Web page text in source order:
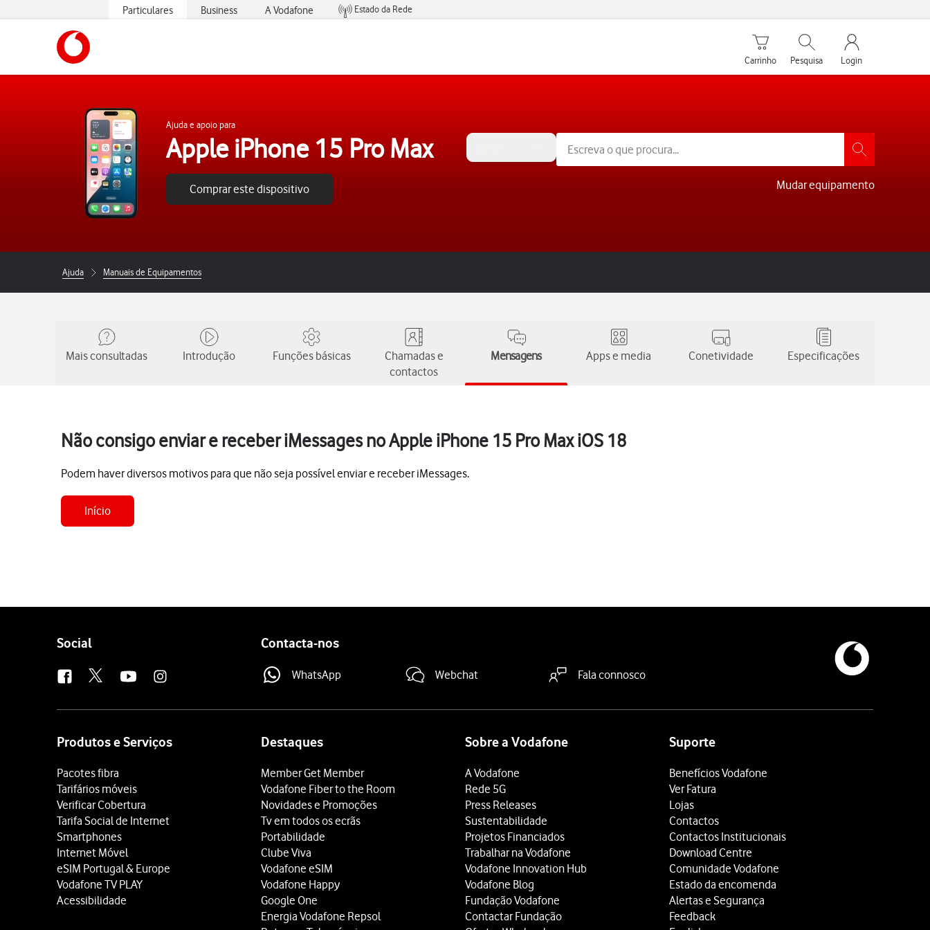
Particulares Business A Vodafone
Estado da Rede
Carrinho de compras
Carrinho
Pesquisar
Pesquisa
My Vodafone
Login
Ajuda e apoio para
Apple iPhone 15 Pro Max
Comprar este dispositivo Mudar equipamento
Ajuda Manuais de Equipamentos
Mais consultadas Introdução Funções básicas
Chamadas e
contactos
Mensagens Apps e media Conetividade Especificações
Não consigo enviar e receber iMessages no Apple iPhone 15 Pro Max iOS 18
Podem haver diversos motivos para que não seja possível enviar e receber iMessages.
Início
Follow
Social Contacta-nos
WhatsApp Webchat Fala connosco
Produtos e Serviços
Pacotes fibra
Tarifários móveis
Verificar Cobertura
Tarifa Social de Internet
Smartphones
Internet Móvel
eSIM Portugal & Europe
Vodafone TV PLAY
Acessibilidade
Destaques
Member Get Member
Vodafone Fiber to the Room
Novidades e Promoções
Tv em todos os ecrãs
Portabilidade
Clube Viva
Vodafone eSIM
Vodafone Happy
Google One
Energia Vodafone Repsol
Sobre a Vodafone
A Vodafone
Rede 5G
Press Releases
Sustentabilidade
Projetos Financiados
Trabalhar na Vodafone
Vodafone Innovation Hub
Vodafone Blog
Fundação Vodafone
Contactar Fundação
Suporte
Benefícios Vodafone
Ver Fatura
Lojas
Contactos
Contactos Institucionais
Download Centre
Comunidade Vodafone
Estado da encomenda
Alertas e Segurança
Feedback